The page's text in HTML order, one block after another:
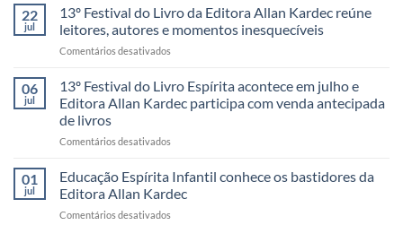
22
jul
13º Festival do Livro da Editora Allan Kardec reúne
leitores, autores e momentos inesquecíveis
Comentários desativados
Festival
Livro
Editora
Kardec
reúne
leitores,
autores
06
jul
13º Festival do Livro Espírita acontece em julho e
Editora Allan Kardec participa com venda antecipada
de livros
Comentários desativados
Festival
Livro
Espírita
01
jul
Educação Espírita Infantil conhece os bastidores da
Editora Allan Kardec
Comentários desativados